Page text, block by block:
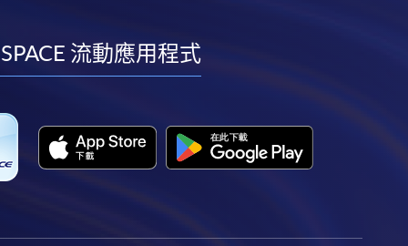
youtube
linkedininstagram
流動應用程式